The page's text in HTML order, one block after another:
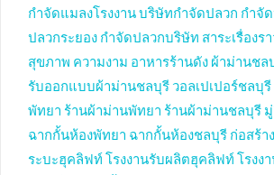
กำจัดแมลงโรงงานบริษัทกำจัดปลวก กำจั
ปลวกระยอง กำจัดปลวกบริษัท สาระเรื่องร
สุขภาพ ความงาม อาหารร้านดัง ผ้าม่านชล
รับออกแบบผ้าม่านชลบุรี วอลเปเปอร์ชลบุรี
พัทยา ร้านผ้าม่านพัทยา ร้านผ้าม่านชลบุรี
ฉากกั้นห้องพัทยา ฉากกั้นห้องชลบุรี ก่อสร้า
ระบะฮุคลิฟท์ โรงงานรับผลิตฮุคลิฟท์ โรงง